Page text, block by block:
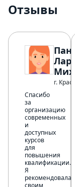
Отзывы
г.
Спасибо
за
организацию
современных
и
доступных
курсов
для
повышения
квалификации.
Я
рекомендовала